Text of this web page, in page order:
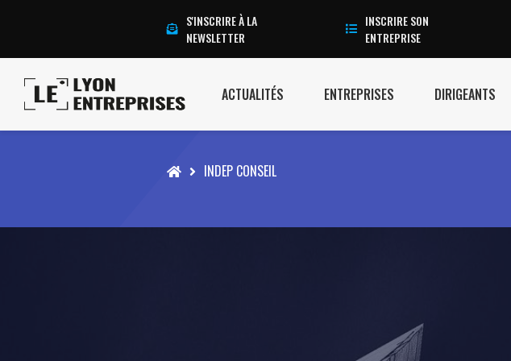
S'INSCRIRE À LA
NEWSLETTER
INSCRIRE SON
ENTREPRISE
ACTUALITÉS ENTREPRISES DIRIGEANTS
Accueil INDEP CONSEIL